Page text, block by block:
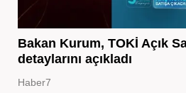
Bakan Kurum, TOKİ Açık
detaylarını açıkladı
Haber7